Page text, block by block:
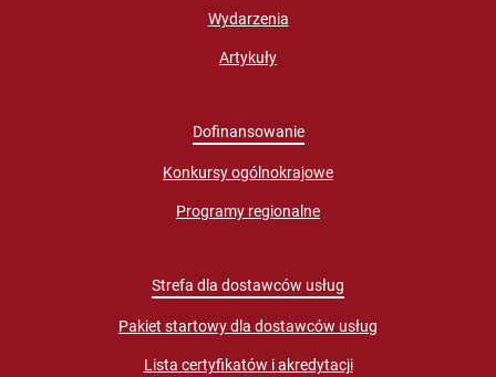
Wydarzenia
Artykuły
Dofinansowanie
Konkursy ogólnokrajowe
Programy regionalne
Strefa dla dostawców usług
Pakiet startowy dla dostawców usług
Lista certyfikatów i akredytacji